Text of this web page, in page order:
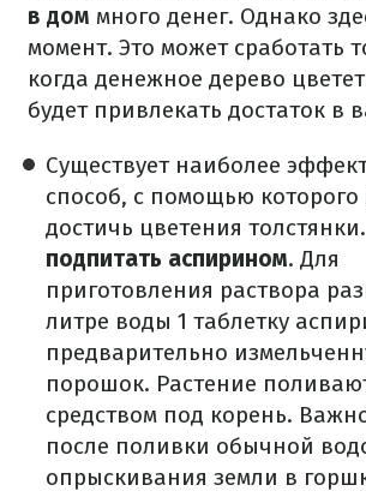
в дом много денег. Однако
момент. Это может сработать
когда денежное дерево
будет привлекать достаток
Существует наиболее
способ, с помощью
достичь цветения
подпитать аспирином. Для
приготовления раствора
литре воды 1 таблетку
предварительно
порошок. Растение
средством под корень.
после поливки обычной
опрыскивания земли в